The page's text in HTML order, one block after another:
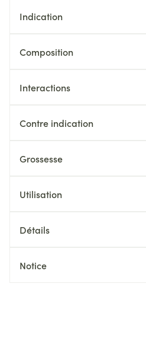
Indication
Composition
Interactions
Contre indication
Grossesse
Utilisation
Détails
Notice